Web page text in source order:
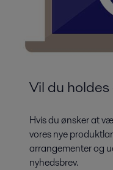
Vil du
Hvis du ønsker at
vores nye
arrangementer og
nyhedsbrev.